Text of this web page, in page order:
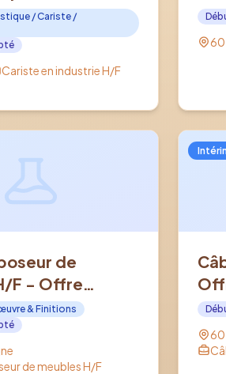
/ Cariste /
Cariste en industrie H/F
60
de
F - Offre
Intérim à
(60)
& Finitions
de meubles H/F
60